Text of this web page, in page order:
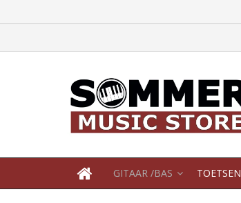
GITAAR /BAS TOETSEN